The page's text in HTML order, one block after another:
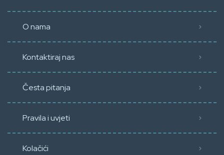
O nama
Kontaktiraj nas
Česta pitanja
Pravila i uvjeti
Kolačići